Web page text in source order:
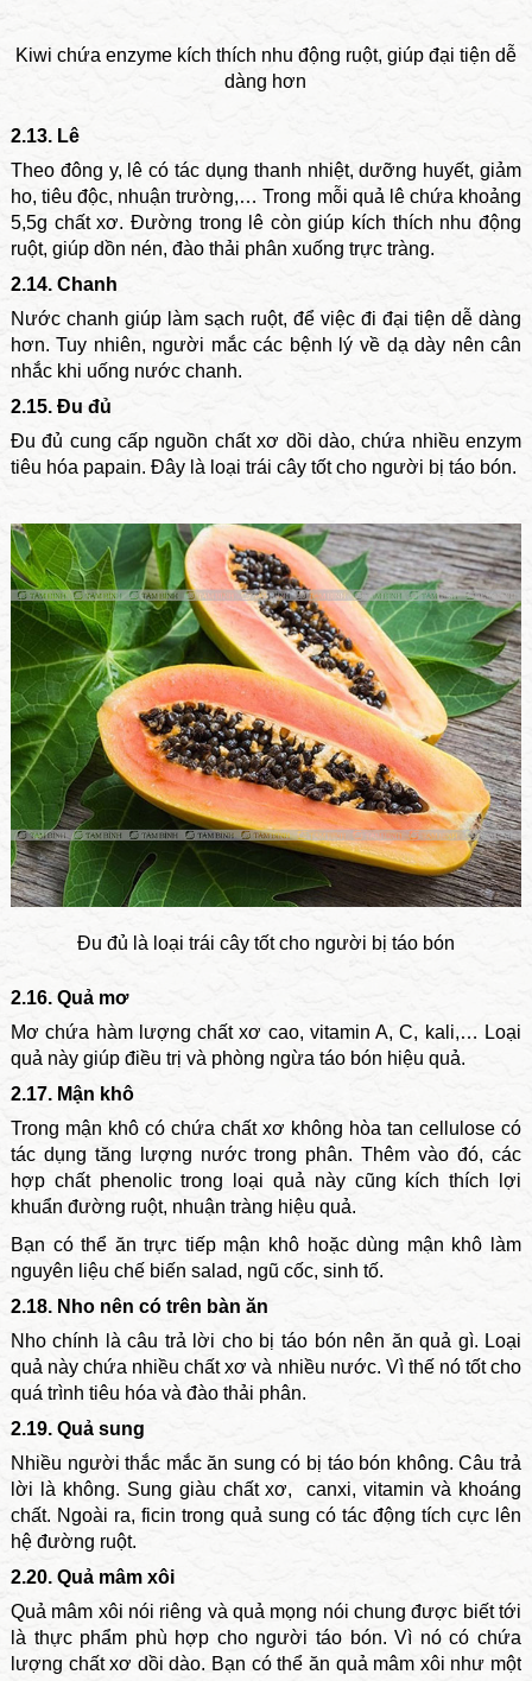
Kiwi chứa enzyme kích thích nhu động ruột, giúp đại tiện dễ
dàng hơn
2.13. Lê
Theo đông y, lê có tác dụng thanh nhiệt, dưỡng huyết, giảm
ho, tiêu độc, nhuận trường,… Trong mỗi quả lê chứa khoảng
5,5g chất xơ. Đường trong lê còn giúp kích thích nhu động
ruột, giúp dồn nén, đào thải phân xuống trực tràng.
2.14. Chanh
Nước chanh giúp làm sạch ruột, để việc đi đại tiện dễ dàng
hơn. Tuy nhiên, người mắc các bệnh lý về dạ dày nên cân
nhắc khi uống nước chanh.
2.15. Đu đủ
Đu đủ cung cấp nguồn chất xơ dồi dào, chứa nhiều enzym
tiêu hóa papain. Đây là loại trái cây tốt cho người bị táo bón.
Đu đủ là loại trái cây tốt cho người bị táo bón
2.16. Quả mơ
Mơ chứa hàm lượng chất xơ cao, vitamin A, C, kali,… Loại
quả này giúp điều trị và phòng ngừa táo bón hiệu quả.
2.17. Mận khô
Trong mận khô có chứa chất xơ không hòa tan cellulose có
tác dụng tăng lượng nước trong phân. Thêm vào đó, các
hợp chất phenolic trong loại quả này cũng kích thích lợi
khuẩn đường ruột, nhuận tràng hiệu quả.
Bạn có thể ăn trực tiếp mận khô hoặc dùng mận khô làm
nguyên liệu chế biến salad, ngũ cốc, sinh tố.
2.18. Nho nên có trên bàn ăn
Nho chính là câu trả lời cho bị táo bón nên ăn quả gì. Loại
quả này chứa nhiều chất xơ và nhiều nước. Vì thế nó tốt cho
quá trình tiêu hóa và đào thải phân.
2.19. Quả sung
Nhiều người thắc mắc ăn sung có bị táo bón không. Câu trả
lời là không. Sung giàu chất xơ, canxi, vitamin và khoáng
chất. Ngoài ra, ficin trong quả sung có tác động tích cực lên
hệ đường ruột.
2.20. Quả mâm xôi
Quả mâm xôi nói riêng và quả mọng nói chung được biết tới
là thực phẩm phù hợp cho người táo bón. Vì nó có chứa
lượng chất xơ dồi dào. Bạn có thể ăn quả mâm xôi như một